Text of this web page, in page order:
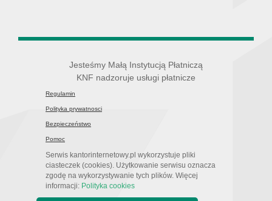
Jesteśmy Małą Instytucją Płatniczą
KNF nadzoruje usługi płatnicze
Regulamin
Polityka prywatnosci
Bezpieczeństwo
Pomoc
Serwis kantorinternetowy.pl wykorzystuje pliki
ciasteczek (cookies). Użytkowanie serwisu oznacza
zgodę na wykorzystywanie tych plików. Więcej
informacji: Polityka cookies